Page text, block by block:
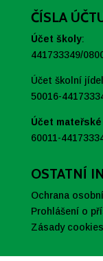
ČÍSLA
Účet školy:
441733349/
Účet školní
50016-
Účet
60011-
OSTATNÍ
Ochrana
Prohlášení o
Zásady cookies